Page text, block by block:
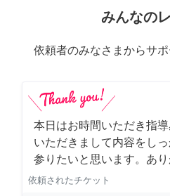
みんなの
依頼者のみなさまからサ
本日はお時間いただき指
いただきまして内容をし
参りたいと思います。あ
依頼されたチケット